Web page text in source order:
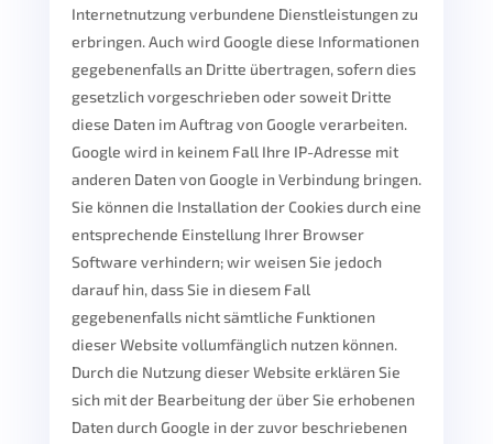
Internetnutzung verbundene Dienstleistungen zu
erbringen. Auch wird Google diese Informationen
gegebenenfalls an Dritte übertragen, sofern dies
gesetzlich vorgeschrieben oder soweit Dritte
diese Daten im Auftrag von Google verarbeiten.
Google wird in keinem Fall Ihre IP-Adresse mit
anderen Daten von Google in Verbindung bringen.
Sie können die Installation der Cookies durch eine
entsprechende Einstellung Ihrer Browser
Software verhindern; wir weisen Sie jedoch
darauf hin, dass Sie in diesem Fall
gegebenenfalls nicht sämtliche Funktionen
dieser Website vollumfänglich nutzen können.
Durch die Nutzung dieser Website erklären Sie
sich mit der Bearbeitung der über Sie erhobenen
Daten durch Google in der zuvor beschriebenen